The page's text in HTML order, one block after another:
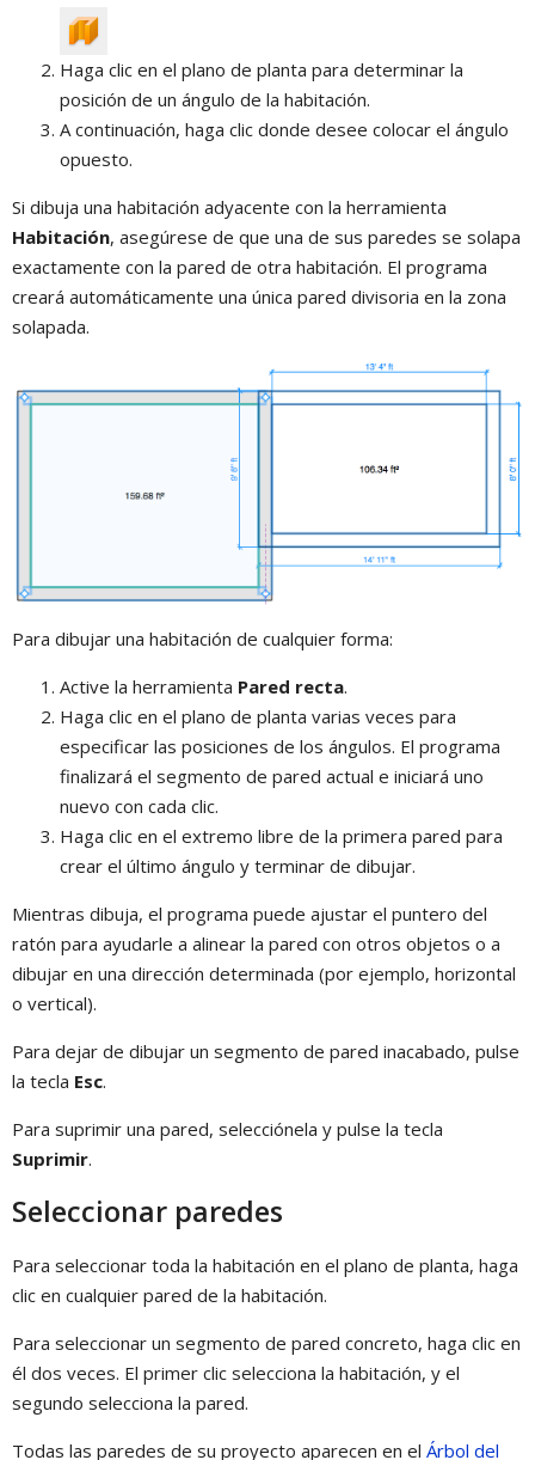
Haga clic en el plano de planta para determinar la
posición de un ángulo de la habitación.
A continuación, haga clic donde desee colocar el ángulo
opuesto.
Si dibuja una habitación adyacente con la herramienta
Habitación, asegúrese de que una de sus paredes se solapa
exactamente con la pared de otra habitación. El programa
creará automáticamente una única pared divisoria en la zona
solapada.
Para dibujar una habitación de cualquier forma:
Active la herramienta Pared recta.
Haga clic en el plano de planta varias veces para
especificar las posiciones de los ángulos. El programa
finalizará el segmento de pared actual e iniciará uno
nuevo con cada clic.
Haga clic en el extremo libre de la primera pared para
crear el último ángulo y terminar de dibujar.
Mientras dibuja, el programa puede ajustar el puntero del
ratón para ayudarle a alinear la pared con otros objetos o a
dibujar en una dirección determinada (por ejemplo, horizontal
o vertical).
Para dejar de dibujar un segmento de pared inacabado, pulse
la tecla Esc.
Para suprimir una pared, selecciónela y pulse la tecla
Suprimir.
Seleccionar paredes
Para seleccionar toda la habitación en el plano de planta, haga
clic en cualquier pared de la habitación.
Para seleccionar un segmento de pared concreto, haga clic en
él dos veces. El primer clic selecciona la habitación, y el
segundo selecciona la pared.
Todas las paredes de su proyecto aparecen en el Árbol del